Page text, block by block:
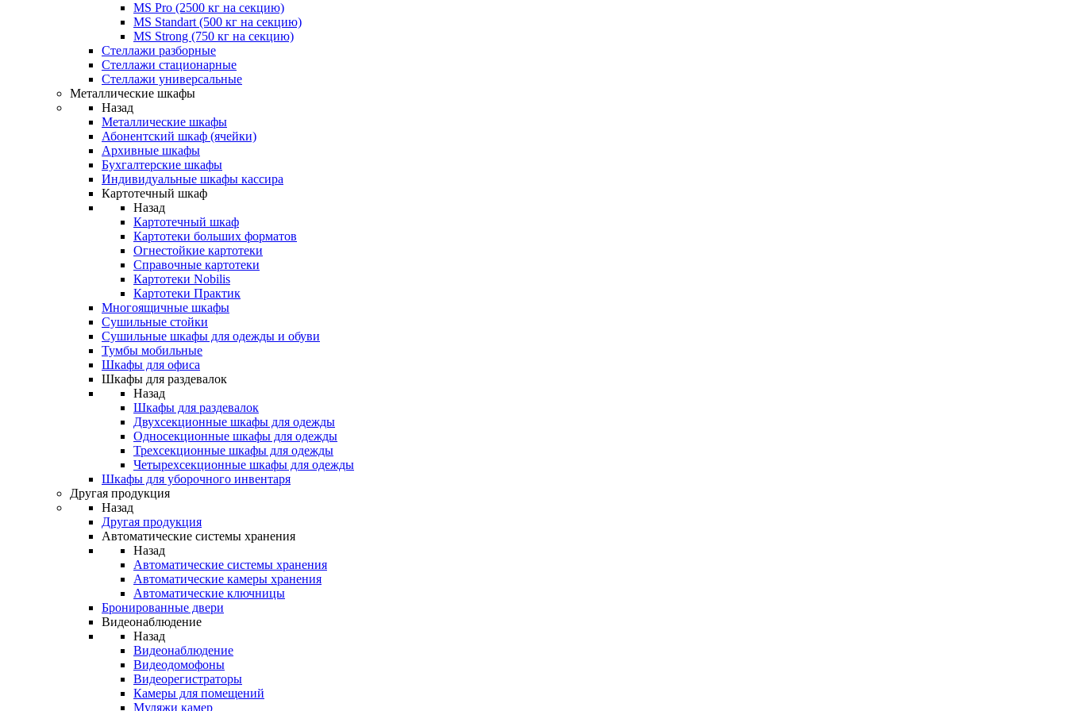
MS Pro (2500 кг на секцию)
MS Standart (500 кг на секцию)
MS Strong (750 кг на секцию)
Стеллажи разборные
Стеллажи стационарные
Стеллажи универсальные
Металлические шкафы
Назад
Металлические шкафы
Абонентский шкаф (ячейки)
Архивные шкафы
Бухгалтерские шкафы
Индивидуальные шкафы кассира
Картотечный шкаф
Назад
Картотечный шкаф
Картотеки больших форматов
Огнестойкие картотеки
Справочные картотеки
Картотеки Nobilis
Картотеки Практик
Многоящичные шкафы
Сушильные стойки
Сушильные шкафы для одежды и обуви
Тумбы мобильные
Шкафы для офиса
Шкафы для раздевалок
Назад
Шкафы для раздевалок
Двухсекционные шкафы для одежды
Односекционные шкафы для одежды
Трехсекционные шкафы для одежды
Четырехсекционные шкафы для одежды
Шкафы для уборочного инвентаря
Другая продукция
Назад
Другая продукция
Автоматические системы хранения
Назад
Автоматические системы хранения
Автоматические камеры хранения
Автоматические ключницы
Бронированные двери
Видеонаблюдение
Назад
Видеонаблюдение
Видеодомофоны
Видеорегистраторы
Камеры для помещений
Муляжи камер